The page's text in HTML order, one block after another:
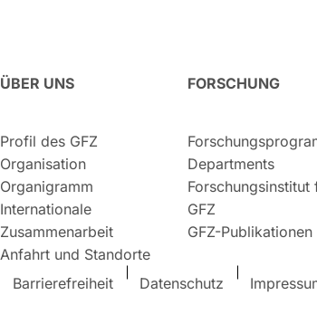
ÜBER UNS
Profil des GFZ
Organisation
Organigramm
Internationale
Zusammenarbeit
Anfahrt und Standorte
FORSCHUNG
Departments
GFZ
GFZ-Publikationen
Barrierefreiheit Datenschutz